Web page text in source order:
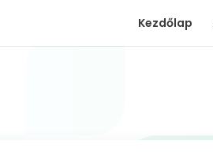
Kezdőlap